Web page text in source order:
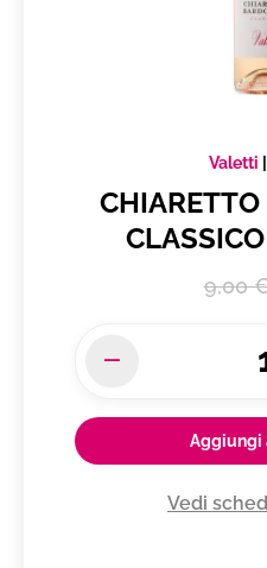
Valetti |
9,00
Aggiungi
Vedi